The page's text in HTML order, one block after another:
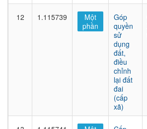
12 1.115739
Một
phần
Góp
quyền
sử
dụng
đất,
điều
chỉnh
lại đất
đai
(cấp
xã)